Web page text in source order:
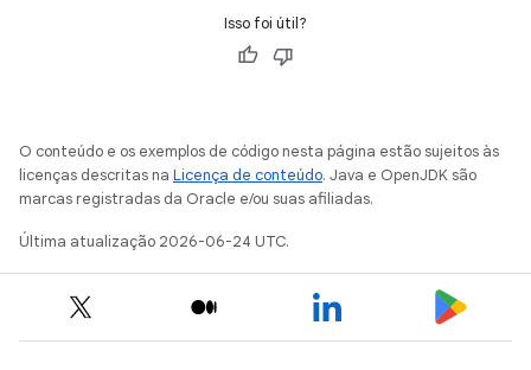
Isso foi útil?
O conteúdo e os exemplos de código nesta página estão sujeitos às
licenças descritas na Licença de conteúdo. Java e OpenJDK são
marcas registradas da Oracle e/ou suas afiliadas.
Última atualização 2026-06-24 UTC.